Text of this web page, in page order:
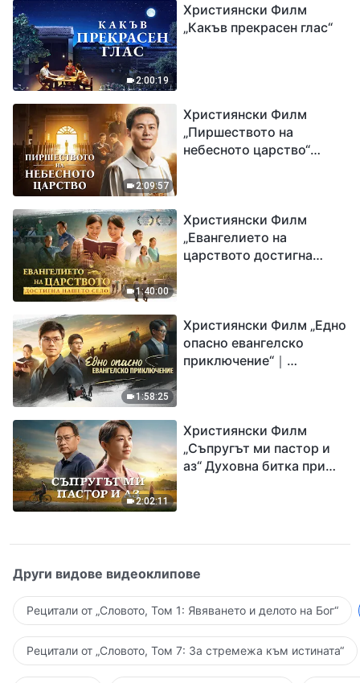
2:00:19
Християнски Филм
„Какъв прекрасен глас“
2:09:57
Християнски Филм
„Пиршеството на
небесното царство“
1:40:00
Християнски Филм
„Евангелието на
царството достигна
1:58:25
Християнски Филм „Едно
опасно евангелско
приключение“｜
Исус
2:02:11
Християнски Филм
„Съпругът ми пастор и
аз“ Духовна битка при
Други видове видеоклипове
Рецитали от „Словото, Том 1: Явяването и делото на Бог“
Рецитали от „Словото, Том 7: За стремежа към истината“